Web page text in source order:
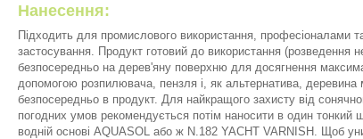
Нанесення:
Підходить для промислового використання, професіоналами
застосування. Продукт готовий до використання (розведення
безпосередньо на дерев'яну поверхню для досягнення
допомогою розпилювача, пензля і, як альтернатива, деревина
безпосередньо в продукт. Для найкращого захисту від
погодних умов рекомендується потім наносити в один тонкий
водній основі AQUASOL або ж N.182 YACHT VARNISH. Щоб